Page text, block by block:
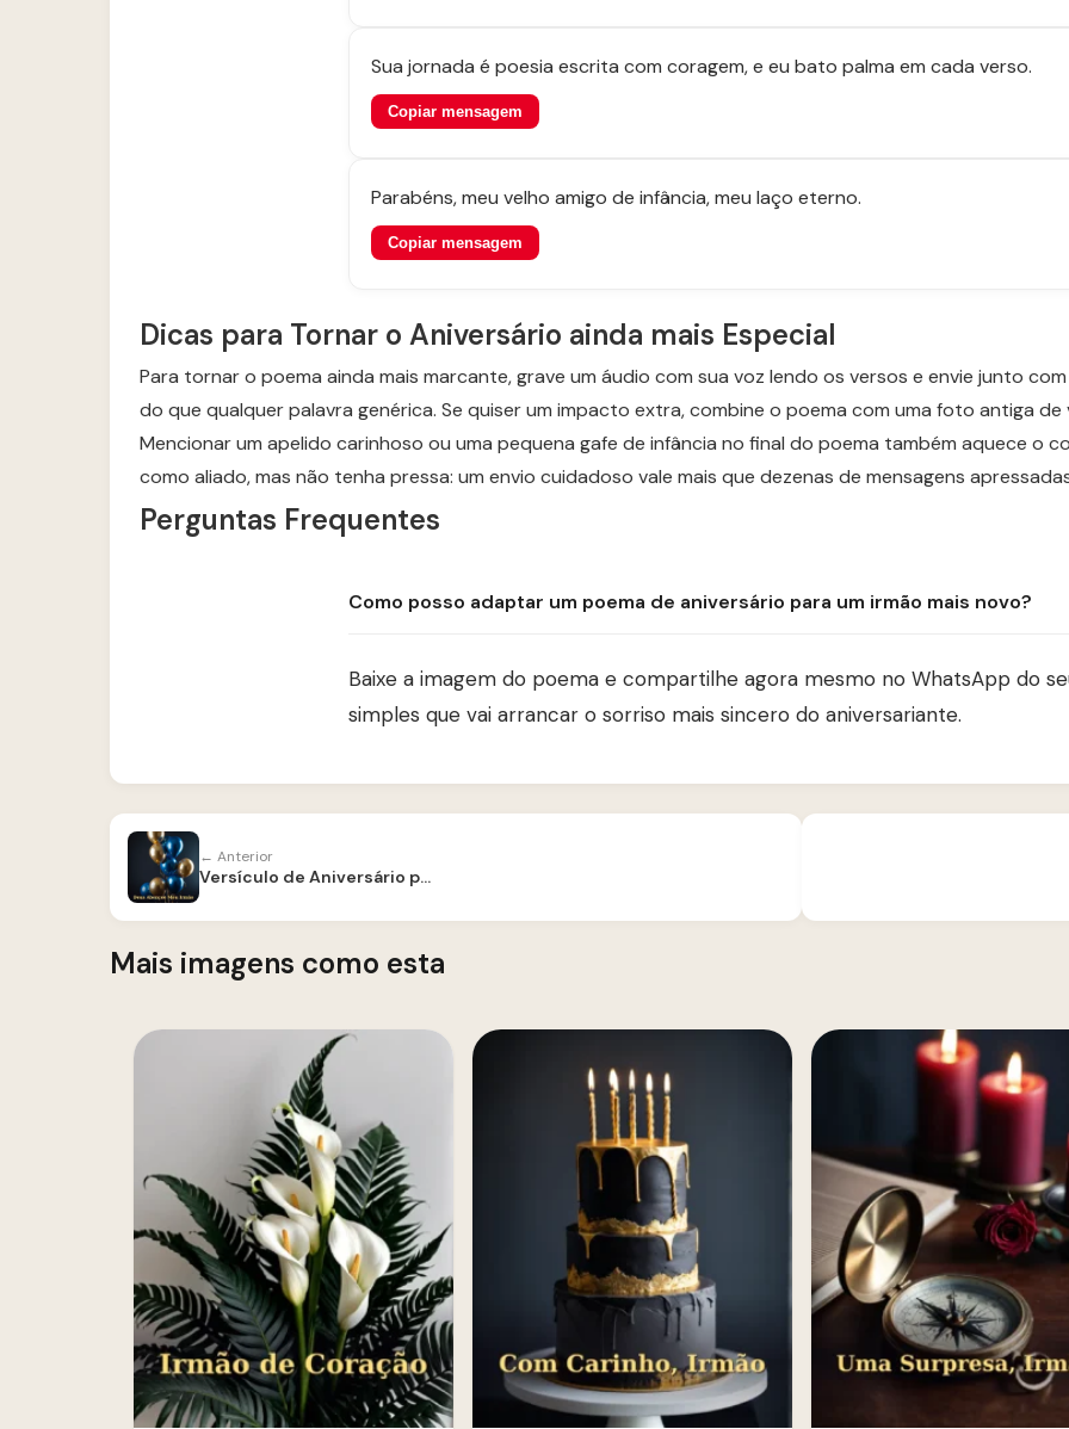
Sua jornada é poesia escrita com coragem, e eu bato palma em cada verso.
Copiar mensagem
Parabéns, meu velho amigo de infância, meu laço eterno.
Copiar mensagem
Dicas para Tornar o Aniversário ainda mais Especial
Para tornar o poema ainda mais marcante, grave um áudio com sua voz lendo os versos e envie junto
do que qualquer palavra genérica. Se quiser um impacto extra, combine o poema com uma foto antiga
Mencionar um apelido carinhoso ou uma pequena gafe de infância no final do poema também aquece o
como aliado, mas não tenha pressa: um envio cuidadoso vale mais que dezenas de mensagens
Perguntas Frequentes
Como posso adaptar um poema de aniversário para um irmão mais novo?
Baixe a imagem do poema e compartilhe agora mesmo no WhatsApp do
simples que vai arrancar o sorriso mais sincero do aniversariante.
← Anterior
Versículo de Aniversário para Irmão
Mais imagens como esta